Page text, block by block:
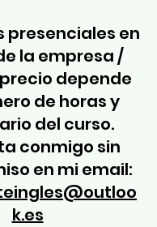
presenciales en
la empresa /
precio depende
de horas y
del curso.
conmigo sin
en mi email:
k.es